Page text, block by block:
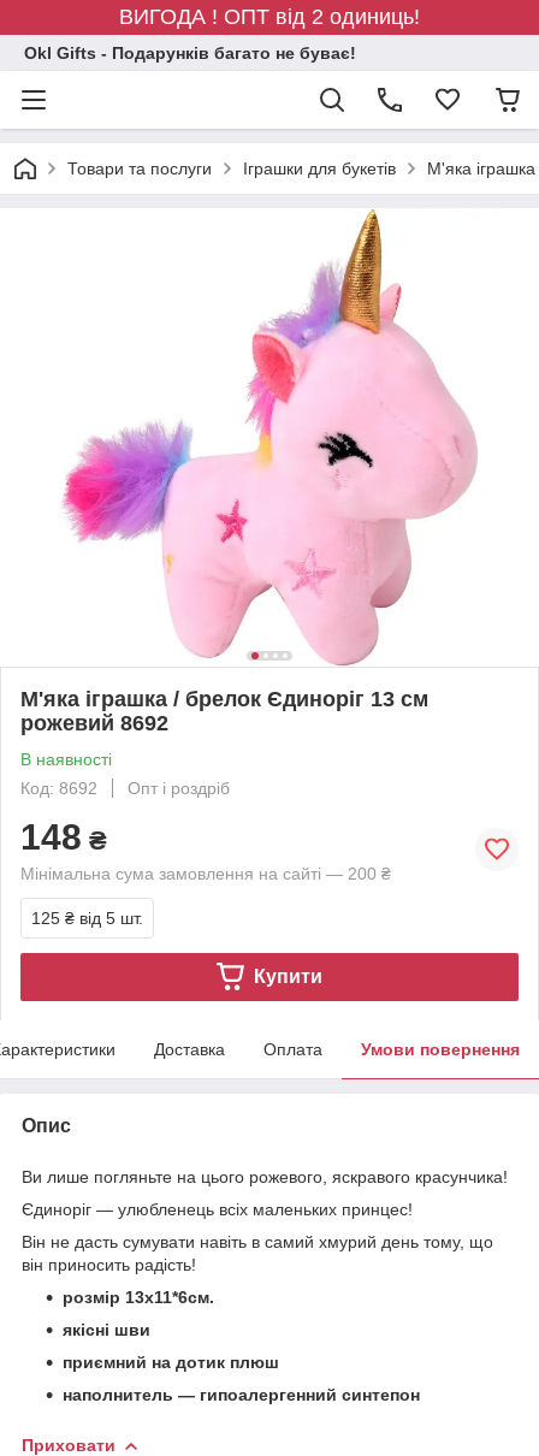
ВИГОДА ! ОПТ від 2 одиниць!
Okl Gifts - Подарунків багато не буває!
Товари та послуги Іграшки для букетів М'яка
М'яка іграшка / брелок Єдиноріг 13 см
рожевий 8692
В наявності
Код: 8692
Опт і роздріб
148 ₴
Мінімальна сума замовлення на сайті — 200 ₴
125 ₴ від 5 шт.
Купити
Доставка Оплата Умови повернення
Опис
Ви лише погляньте на цього рожевого, яскравого красунчика!
Єдиноріг ― улюбленець всіх маленьких принцес!
Він не дасть сумувати навіть в самий хмурий день тому, що
він приносить радість!
розмір 13х11*6см.
якісні шви
приємний на дотик плюш
наполнитель ― гипоалергенний синтепон
Приховати